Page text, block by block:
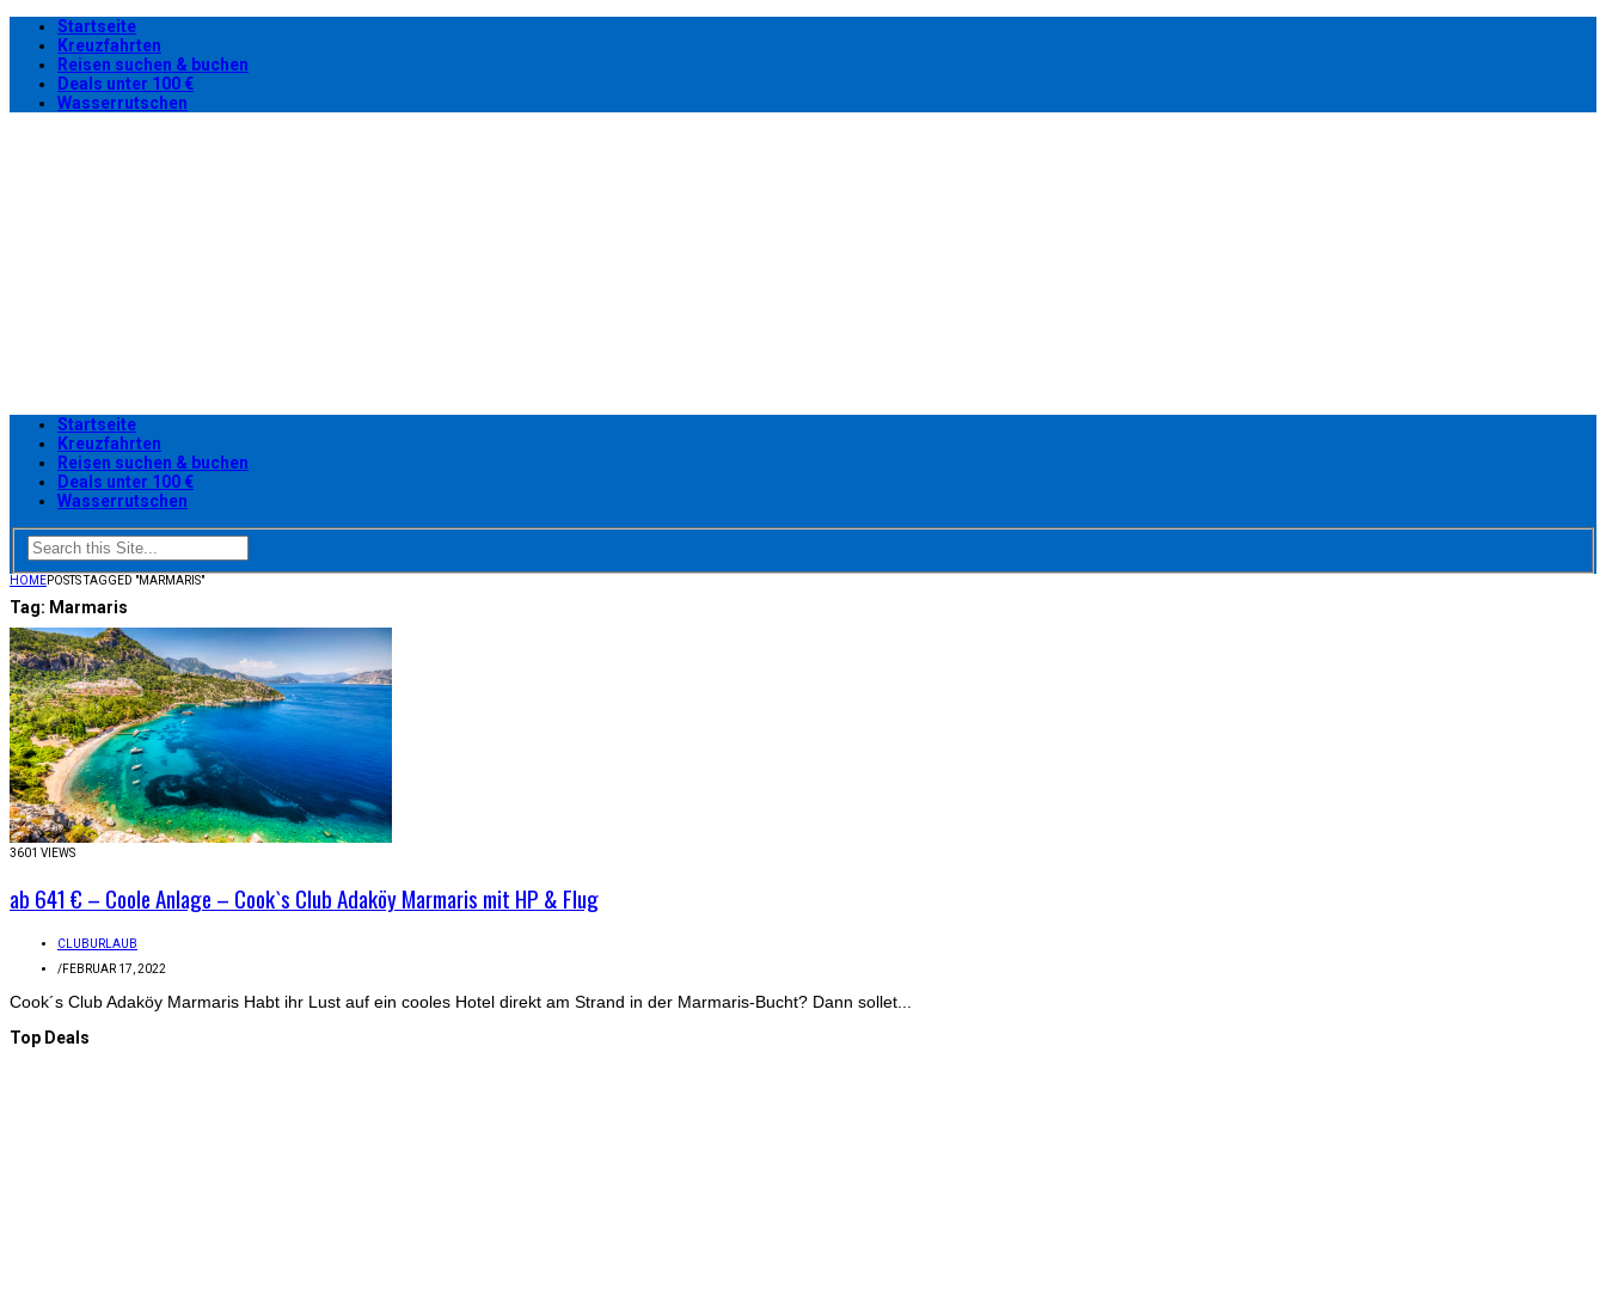
Startseite
Kreuzfahrten
Reisen suchen & buchen
Deals unter 100 €
Wasserrutschen
Startseite
Kreuzfahrten
Reisen suchen & buchen
Deals unter 100 €
Wasserrutschen
HOMEPOSTS TAGGED "MARMARIS"
Tag: Marmaris
3601 VIEWS
ab 641 € – Coole Anlage – Cook`s Club Adaköy Marmaris mit HP & Flug
CLUBURLAUB
/FEBRUAR 17, 2022
Cook´s Club Adaköy Marmaris Habt ihr Lust auf ein cooles Hotel direkt am Strand in der Marmaris-Bucht? Dann sollet...
Top Deals